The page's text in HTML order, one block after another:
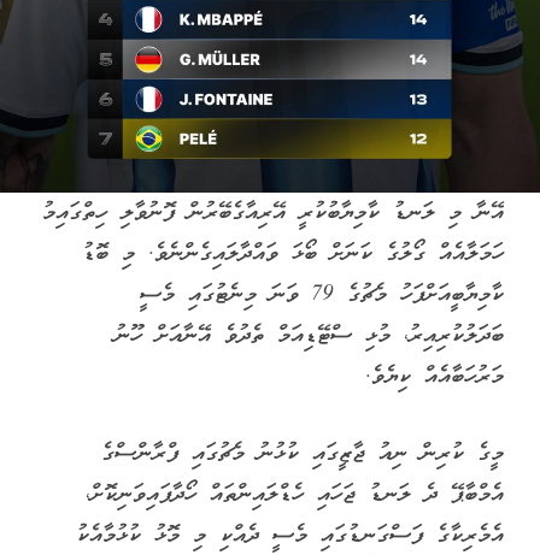
އޭނާ މި ލަނޑު ކާމިޔާބުކުރީ އޭރިއާގެބޭރުން ފޮނުވާލި ހިތްގައިމު
ހަމަލާއެއް ގޯލުގެ ކަނަށް ބޯޅަ ވައްދާލައިގެންނެވެ. މި ބޮޑު
ކާމިޔާބީއަށްފަހު މެޗުގެ 79 ވަނަ މިނެޓުގައި މެސީ
ބަދަލުކުރިއިރު، މުޅި ސްޓޭޑިއަމް ތެދުވެ އޭނާއަށް ހޫނު
މަރުހަބާއެއް ކިޔެވެ.
މީގެ ކުރިން ނިއު ޖާޒީގައި ކުޅުނު މެޗުގައި ފްރާންސްގެ
އެމްބާޕޭ ދެ ލަނޑު ޖަހައި ހެޑްލައިންތައް ހޯދާފައިވަނިކޮށް،
އެމެރިކާގެ ފަސްގަނޑުގައި މެސީ ދެއްކި މި މޮޅު ކުޅުމާއެކު